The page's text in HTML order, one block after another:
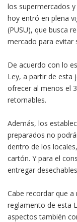
los supermercados
hoy entró en plena
(PUSU), que busca
mercado para evitar
De acuerdo con lo
Ley, a partir de esta
ofrecer al menos el
retornables.
Además, los
preparados no
dentro de los
cartón. Y para el
entregar
Cabe recordar que
reglamento de esta
aspectos también